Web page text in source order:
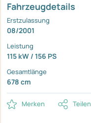
Fahrzeugdetails
Erstzulassung
08/2001
Leistung
115 kW / 156 PS
Gesamtlänge
678 cm
Merken Teilen